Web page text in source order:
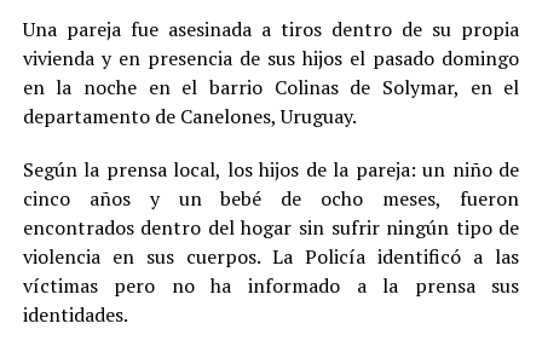
Una pareja fue asesinada a tiros dentro de su propia
vivienda y en presencia de sus hijos el pasado domingo
en la noche en el barrio Colinas de Solymar, en el
departamento de Canelones, Uruguay.
Según la prensa local, los hijos de la pareja: un niño de
cinco años y un bebé de ocho meses, fueron
encontrados dentro del hogar sin sufrir ningún tipo de
violencia en sus cuerpos. La Policía identificó a las
víctimas pero no ha informado a la prensa sus
identidades.